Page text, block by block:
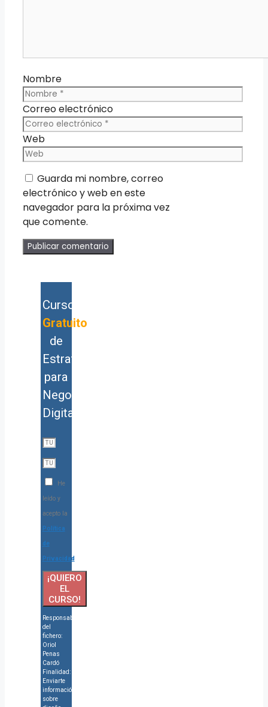
Nombre
Correo electrónico
Web
Guarda mi nombre, correo
electrónico y web en este
navegador para la próxima vez
que comente.
Curso
Gratuito
de
Estrategia
para
Negocios
Digitales
He
leído y
acepto la
Política
de
Privacidad
¡QUIERO
EL
CURSO!
Responsable
del
fichero:
Oriol
Penas
Cardó
Finalidad:
Enviarte
información
sobre